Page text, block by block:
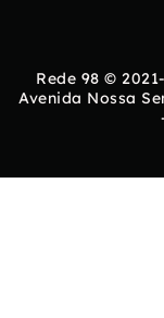
Rede 98 ©
Avenida Nossa